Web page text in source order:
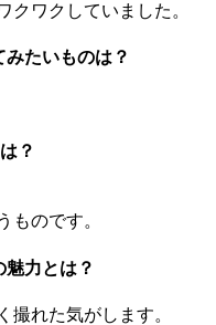
クワクしていました。
みたいものは？
？
ものです。
魅力とは？
撮れた気がします。